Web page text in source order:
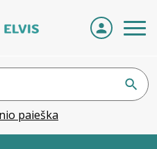
paieška